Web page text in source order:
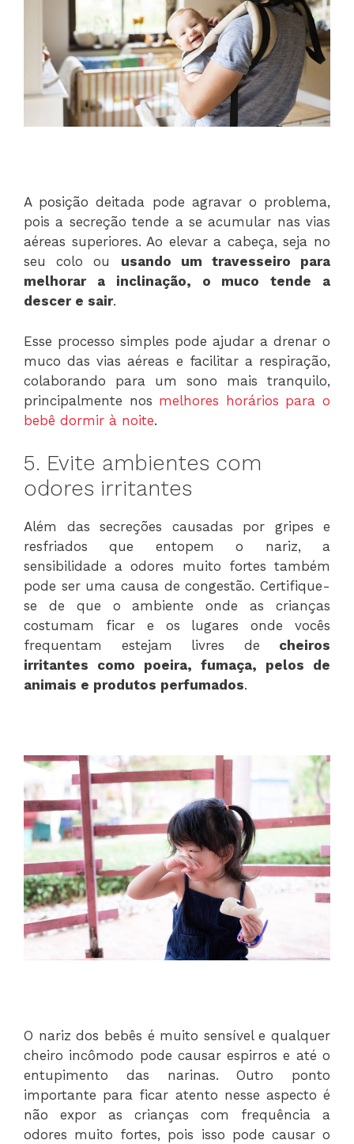
A posição deitada pode agravar o problema,
pois a secreção tende a se acumular nas vias
aéreas superiores. Ao elevar a cabeça, seja no
seu colo ou usando um travesseiro para
melhorar a inclinação, o muco tende a
descer e sair.
Esse processo simples pode ajudar a drenar o
muco das vias aéreas e facilitar a respiração,
colaborando para um sono mais tranquilo,
principalmente nos melhores horários para o
bebê dormir à noite.
5. Evite ambientes com
odores irritantes
Além das secreções causadas por gripes e
resfriados que entopem o nariz, a
sensibilidade a odores muito fortes também
pode ser uma causa de congestão. Certifique-
se de que o ambiente onde as crianças
costumam ficar e os lugares onde vocês
frequentam estejam livres de cheiros
irritantes como poeira, fumaça, pelos de
animais e produtos perfumados.
O nariz dos bebês é muito sensível e qualquer
cheiro incômodo pode causar espirros e até o
entupimento das narinas. Outro ponto
importante para ficar atento nesse aspecto é
não expor as crianças com frequência a
odores muito fortes, pois isso pode causar o